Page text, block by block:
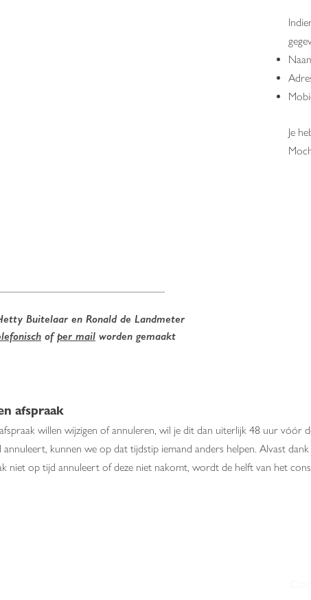
Buitelaar en Ronald de Landmeter
ofper mail worden gemaakt
Je
afspraak
willen wijzigen of annuleren, wil je dit dan uiterlijk 48 uur vóór
annuleert, kunnen we op dat tijdstip iemand anders helpen. Alvast
niet op tijd annuleert of deze niet nakomt, wordt de helft van het